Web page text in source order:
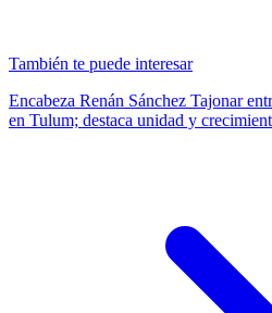
También te puede interesar
Encabeza Renán Sánchez Tajonar
en Tulum; destaca unidad y